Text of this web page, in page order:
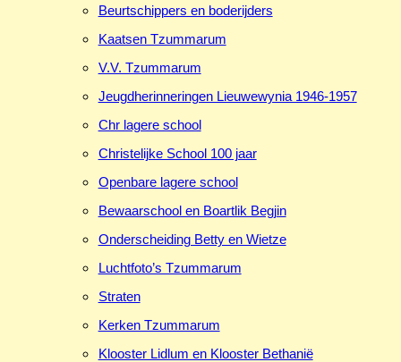
Beurtschippers en boderijders
Kaatsen Tzummarum
V.V. Tzummarum
Jeugdherinneringen Lieuwewynia 1946-1957
Chr lagere school
Christelijke School 100 jaar
Openbare lagere school
Bewaarschool en Boartlik Begjin
Onderscheiding Betty en Wietze
Luchtfoto’s Tzummarum
Straten
Kerken Tzummarum
Klooster Lidlum en Klooster Bethanië